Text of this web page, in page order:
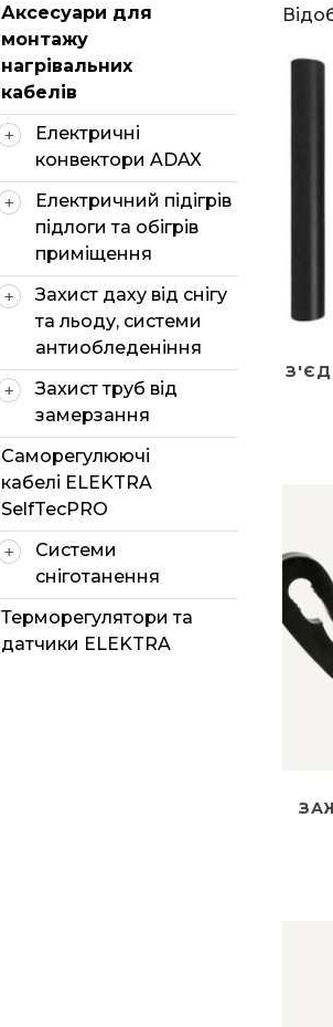
Аксесуари для
монтажу
нагрівальних
кабелів
Електричні
конвектори ADAX
Електричний підігрів
підлоги та обігрів
приміщення
Захист даху від снігу
та льоду, системи
антиобледеніння
Захист труб від
замерзання
Саморегулюючі
кабелі ELEKTRA
SelfTecPRO
Системи
сніготанення
Терморегулятори та
датчики ELEKTRA